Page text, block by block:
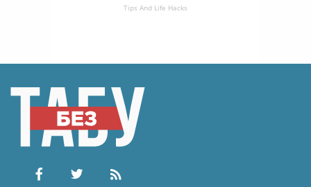
Tips And Life Hacks